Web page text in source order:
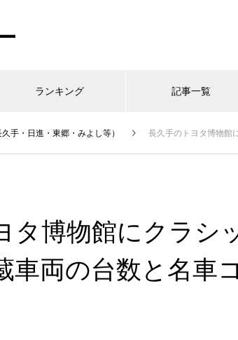
ランキング 記事一覧
手・日進・東郷・みよし等） 長久手のトヨタ博物館
タ博物館にクラシ
車両の台数と名車